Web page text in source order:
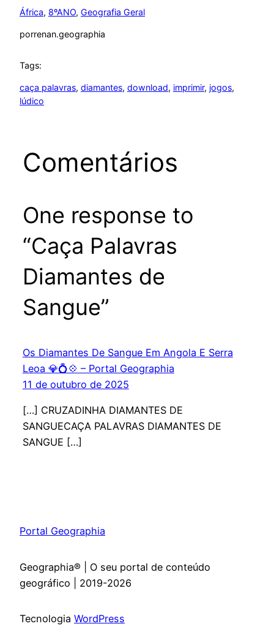
África, 8ºANO, Geografia Geral
porrenan.geographia
Tags:
caça palavras, diamantes, download, imprimir, jogos
lúdico
Comentários
One response to
“Caça Palavras
Diamantes de
Sangue”
Os Diamantes De Sangue Em Angola E Serra
Leoa 💎💍💠 – Portal Geographia
11 de outubro de 2025
[…] CRUZADINHA DIAMANTES DE
SANGUECAÇA PALAVRAS DIAMANTES DE
SANGUE […]
Portal Geographia
Geographia® | O seu portal de conteúdo
geográfico | 2019-2026
Tecnologia WordPress